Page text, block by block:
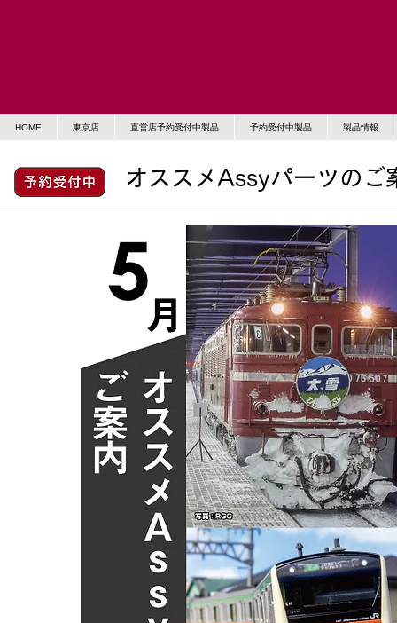
HOME 東京店 直営店予約受付中製品 予約受付中製品 製品情報
オススメAssyパーツの